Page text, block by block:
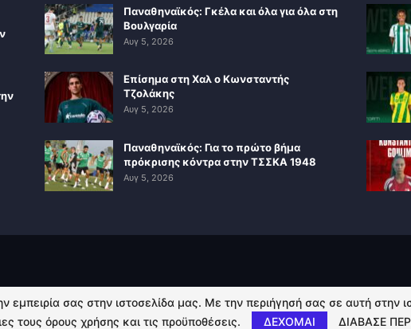
Παναθηναϊκός: Γκέλα και όλα για όλα στη
Βουλγαρία
Αυγ 5, 2026
Επίσημα στη Χαλ ο Κωνσταντής
Τζολάκης
Αυγ 5, 2026
Παναθηναϊκός: Για το πρώτο βήμα
πρόκρισης κόντρα στην ΤΣΣΚΑ 1948
Αυγ 5, 2026
εμπειρία σας στην ιστοσελίδα μας. Με την περιήγησή σας σε αυτή
τους όρους χρήσης και τις προϋποθέσεις.
ΔΕΧΟΜΑΙ ΔΙΑΒΑΣΕ